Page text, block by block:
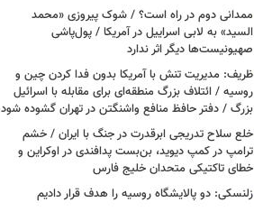
ممدانی دوم در راه است؟ / شوک پیروزی «محمد
السید» به لابی اسراییل در آمریکا / پول‌پاشی
صهیونیست‌ها دیگر اثر ندارد
ظریف: مدیریت تنش با آمریکا بدون فدا کردن چین و
روسیه / ائتلاف بزرگ منطقه‌ای برای مقابله با اسرائیل
بزرگ / دفتر حافظ منافع واشنگتن در تهران گشوده شود
خلع سلاح تدریجی ابرقدرت در جنگ با ایران / خشم
ترامپ در کمپ دیوید، بن‌بست پدافندی در اوکراین و
خطای تاکتیکی متحدان خلیج فارس
زلنسکی: دو پالایشگاه روسیه را هدف قرار دادیم